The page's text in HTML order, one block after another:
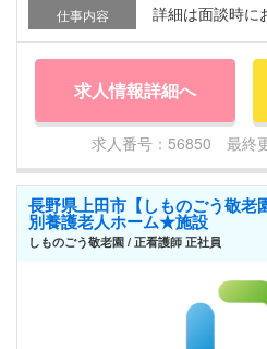
仕事内容 詳細は面談時に
求人情報詳細へ
求人番号：56850 最終
長野県上田市【しものごう敬老
別養護老人ホーム★施設
しものごう敬老園 / 正看護師 正社員